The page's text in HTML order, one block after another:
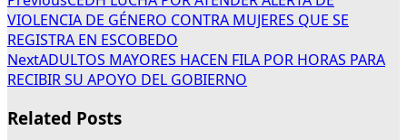
VIOLENCIA DE GÉNERO CONTRA MUJERES QUE SE
REGISTRA EN ESCOBEDO
NextADULTOS MAYORES HACEN FILA POR HORAS PARA
RECIBIR SU APOYO DEL GOBIERNO
Related Posts